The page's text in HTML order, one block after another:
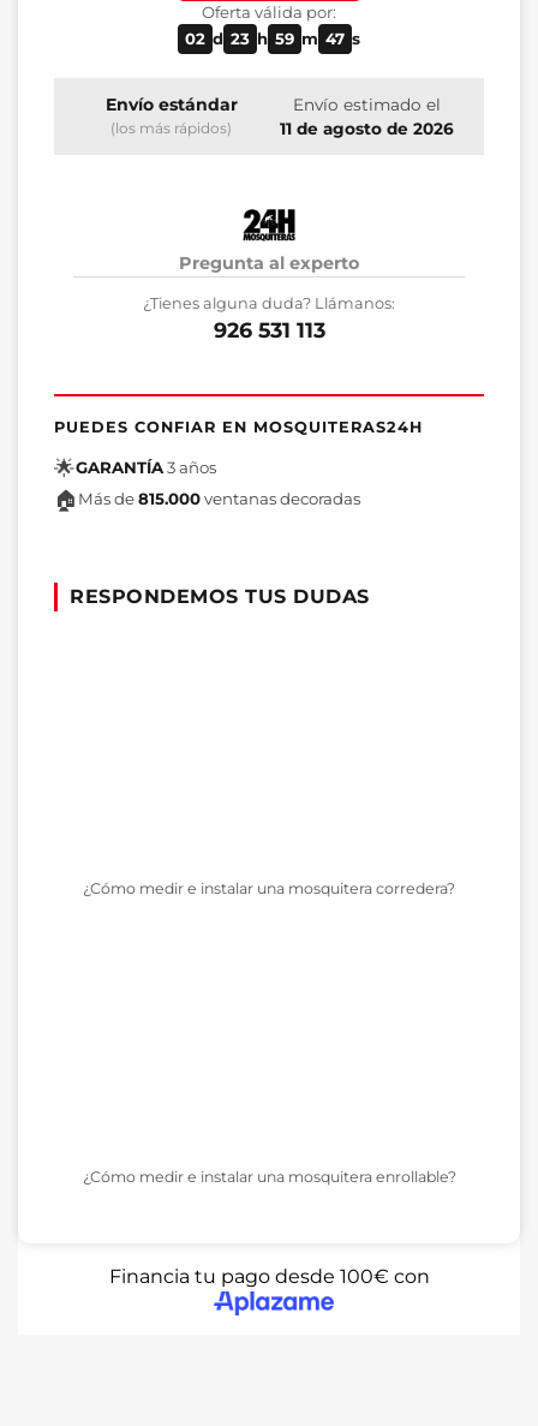
Oferta válida por:
02 d 23 h 59 m 46 s
Envío estándar
(los más rápidos)
Envío estimado el
11 de agosto de 2026
Pregunta al experto
¿Tienes alguna duda? Llámanos:
926 531 113
PUEDES CONFIAR EN MOSQUITERAS24H
🌟GARANTÍA3 años
🏠 Más de815.000ventanas decoradas
RESPONDEMOS TUS DUDAS
¿Cómo medir e instalar una mosquitera corredera?
¿Cómo medir e instalar una mosquitera enrollable?
Financia tu pago desde 100€ con